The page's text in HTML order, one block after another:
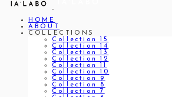
HOME
ABOUT
COLLECTIONS
Collection 15
Collection 14
Collection 13
Collection 12
Collection 11
Collection 10
Collection 9
Collection 8
Collection 7